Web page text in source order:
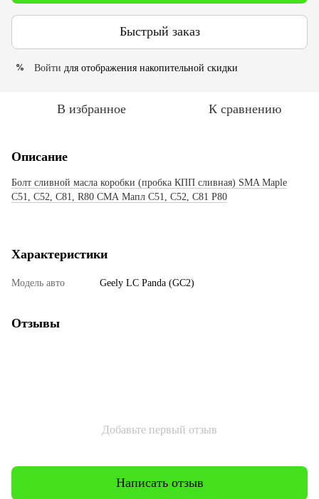
Быстрый заказ
% Войти для отображения накопительной скидки
В избранное К сравнению
Описание
Болт сливной масла коробки (пробка КПП сливная) SMA Maple
C51, C52, C81, R80 СМА Мапл С51, С52, С81 Р80
Характеристики
Модель авто Geely LC Panda (GC2)
Отзывы
Добавьте первый отзыв
Написать отзыв